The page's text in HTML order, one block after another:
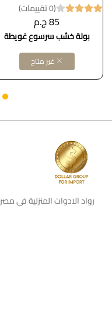
(0 تقييمات)
85 ج.م
بولة خشب سرسوع غويطة
غير متاح
رواد الادوات المنزلية فى مصر